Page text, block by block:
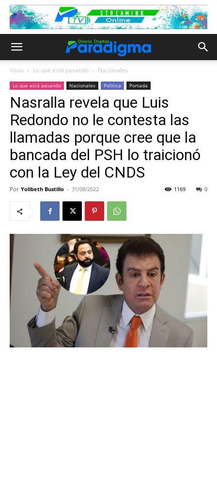
Inicio Lo que está pasando Nacionales
Lo que está pasando Nacionales Política Portada
Nasralla revela que Luis
Redondo no le contesta las
llamadas porque cree que la
bancada del PSH lo traicionó
con la Ley del CNDS
Por Yolibeth Bustillo - 31/08/2022 0
1169